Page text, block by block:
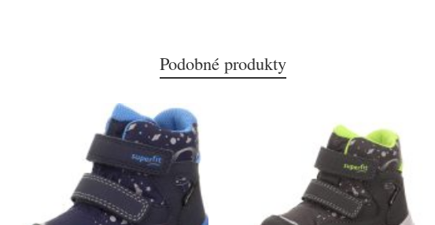
Podobné produkty